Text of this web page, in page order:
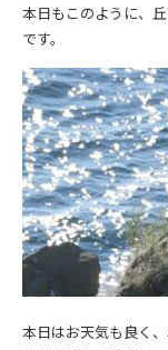
本日もこのように、
です。
本日はお天気も良く